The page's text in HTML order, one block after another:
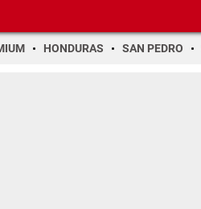
HONDURAS SAN PEDRO